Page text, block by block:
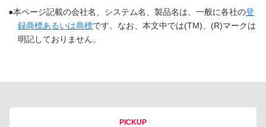
本ページ記載の会社名、システム名、製品名は、一般に各社の登
録商標あるいは商標です。なお、本文中では(TM)、(R)マークは
明記しておりません。
PICKUP